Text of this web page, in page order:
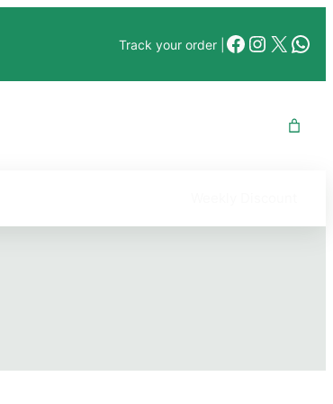
Track your order | Facebook
X